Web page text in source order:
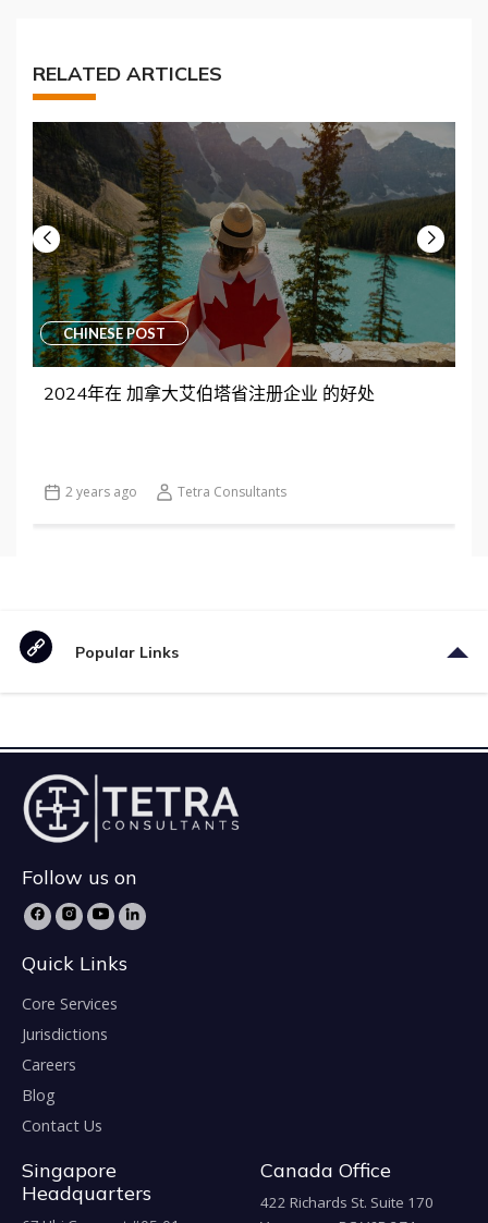
RELATED ARTICLES
CHINESE POST
2024年在 加拿大艾伯塔省注册企业 的好处
2 years ago Tetra Consultants
Popular Links
Follow us on
Quick Links
Core Services
Jurisdictions
Careers
Blog
Contact Us
Singapore
Headquarters
Canada Office
422 Richards St. Suite 170